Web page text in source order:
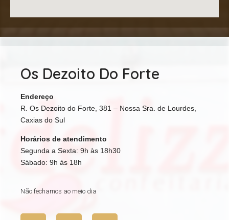
Os Dezoito Do Forte
Endereço
R. Os Dezoito do Forte, 381 – Nossa Sra. de Lourdes,
Caxias do Sul
Horários de atendimento
Segunda a Sexta: 9h às 18h30
Sábado: 9h às 18h
Não fechamos ao meio dia